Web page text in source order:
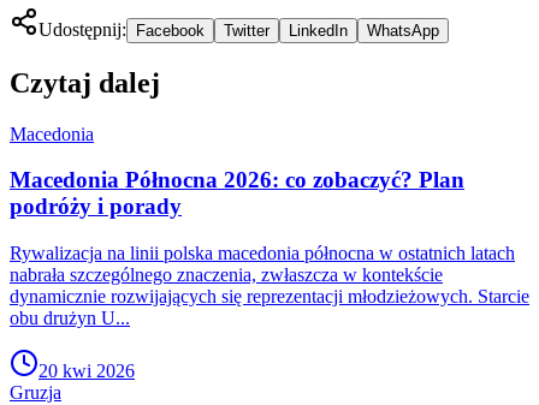
Udostępnij: Facebook Twitter LinkedIn WhatsApp
Czytaj dalej
Macedonia
Macedonia Północna 2026: co zobaczyć? Plan
podróży i porady
Rywalizacja na linii polska macedonia północna w ostatnich latach
nabrała szczególnego znaczenia, zwłaszcza w kontekście
dynamicznie rozwijających się reprezentacji młodzieżowych. Starcie
obu drużyn U...
20 kwi 2026
Gruzja